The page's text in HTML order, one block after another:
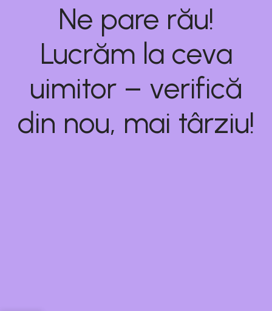
Ne pare rău!
Lucrăm la ceva
uimitor – verifică
din nou, mai târziu!